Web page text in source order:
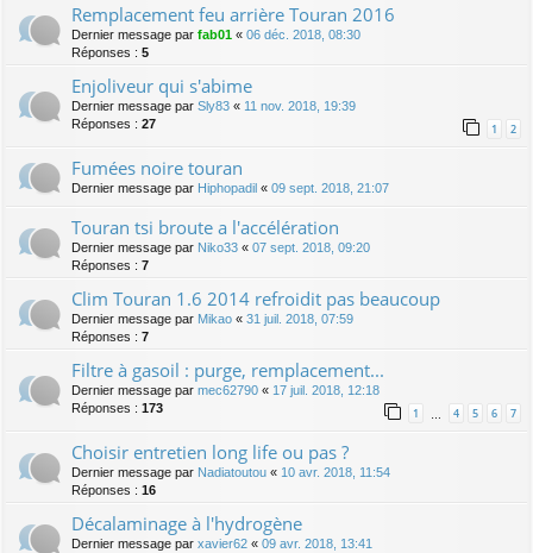
Remplacement feu arrière Touran 2016
Dernier message par fab01 « 06 déc. 2018, 08:30
Réponses : 5
Enjoliveur qui s'abime
Dernier message par Sly83 « 11 nov. 2018, 19:39
Réponses : 27 1 2
Fumées noire touran
Dernier message par Hiphopadil « 09 sept. 2018, 21:07
Touran tsi broute a l'accélération
Dernier message par Niko33 « 07 sept. 2018, 09:20
Réponses : 7
Clim Touran 1.6 2014 refroidit pas beaucoup
Dernier message par Mikao « 31 juil. 2018, 07:59
Réponses : 7
Filtre à gasoil : purge, remplacement...
Dernier message par mec62790 « 17 juil. 2018, 12:18
Réponses : 173 1 … 4 5 6 7
Choisir entretien long life ou pas ?
Dernier message par Nadiatoutou « 10 avr. 2018, 11:54
Réponses : 16
Décalaminage à l'hydrogène
Dernier message par xavier62 « 09 avr. 2018, 13:41